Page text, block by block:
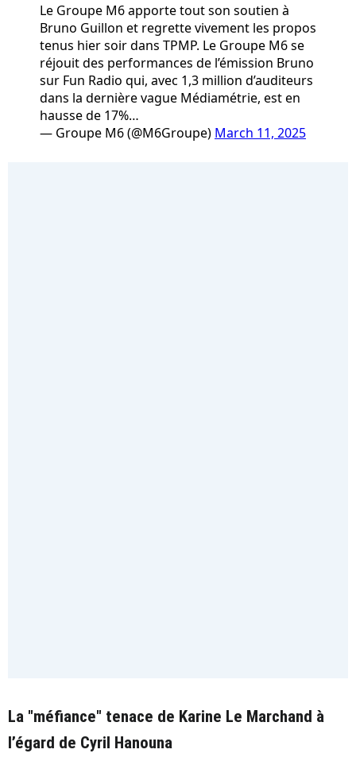
Le Groupe M6 apporte tout son soutien à
Bruno Guillon et regrette vivement les propos
tenus hier soir dans TPMP. Le Groupe M6 se
réjouit des performances de l’émission Bruno
sur Fun Radio qui, avec 1,3 million d’auditeurs
dans la dernière vague Médiamétrie, est en
hausse de 17%…
— Groupe M6 (@M6Groupe) March 11, 2025
La "méfiance" tenace de Karine Le Marchand à
l’égard de Cyril Hanouna